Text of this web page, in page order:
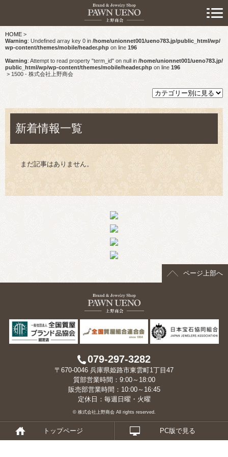
HOME >
Warning: Undefined array key 0 in /home/unionnet001/ueno783.jp/public_html/wp/
wp-content/themes/mobile/header.php on line 196
Warning: Attempt to read property "term_id" on null in /home/unionnet001/ueno783.jp/
public_html/wp/wp-content/themes/mobile/header.phpon line196
> 1500 - 株式会社上野商会
新着情報一覧
まだ記事はありません。
ページ上部へ
079-297-3282
〒670-0046 兵庫県姫路市東雲町1丁目47
質部営業時間：9:00～18:00
販売部営業時間：10:00～16:45
定休日：毎週日曜・火曜
© 株式会社上野商会 All rights reserved.
トップページ PC版で見る
> 初めての方へ
> 預けたい方
> 売りたい方
> 買いたい方
> 取り扱い品目
> スタッフおすすめ情報
> お知らせ
> キャンペーン情報
> 会社概要
> アクセス
> よくあるご質問
> ホーム
> 古物営業法に基づく表示
> プライバシーポリシー
> お問い合わせ